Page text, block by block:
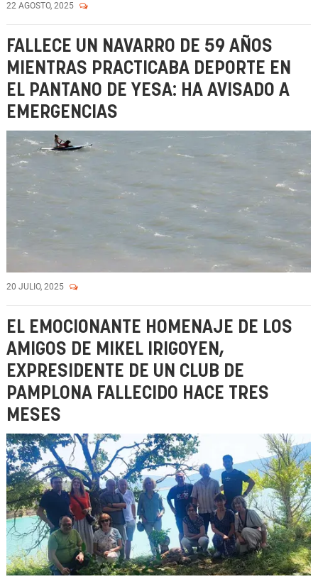
22 AGOSTO, 2025
FALLECE UN NAVARRO DE 59 AÑOS
MIENTRAS PRACTICABA DEPORTE EN
EL PANTANO DE YESA: HA AVISADO A
EMERGENCIAS
20 JULIO, 2025
EL EMOCIONANTE HOMENAJE DE LOS
AMIGOS DE MIKEL IRIGOYEN,
EXPRESIDENTE DE UN CLUB DE
PAMPLONA FALLECIDO HACE TRES
MESES